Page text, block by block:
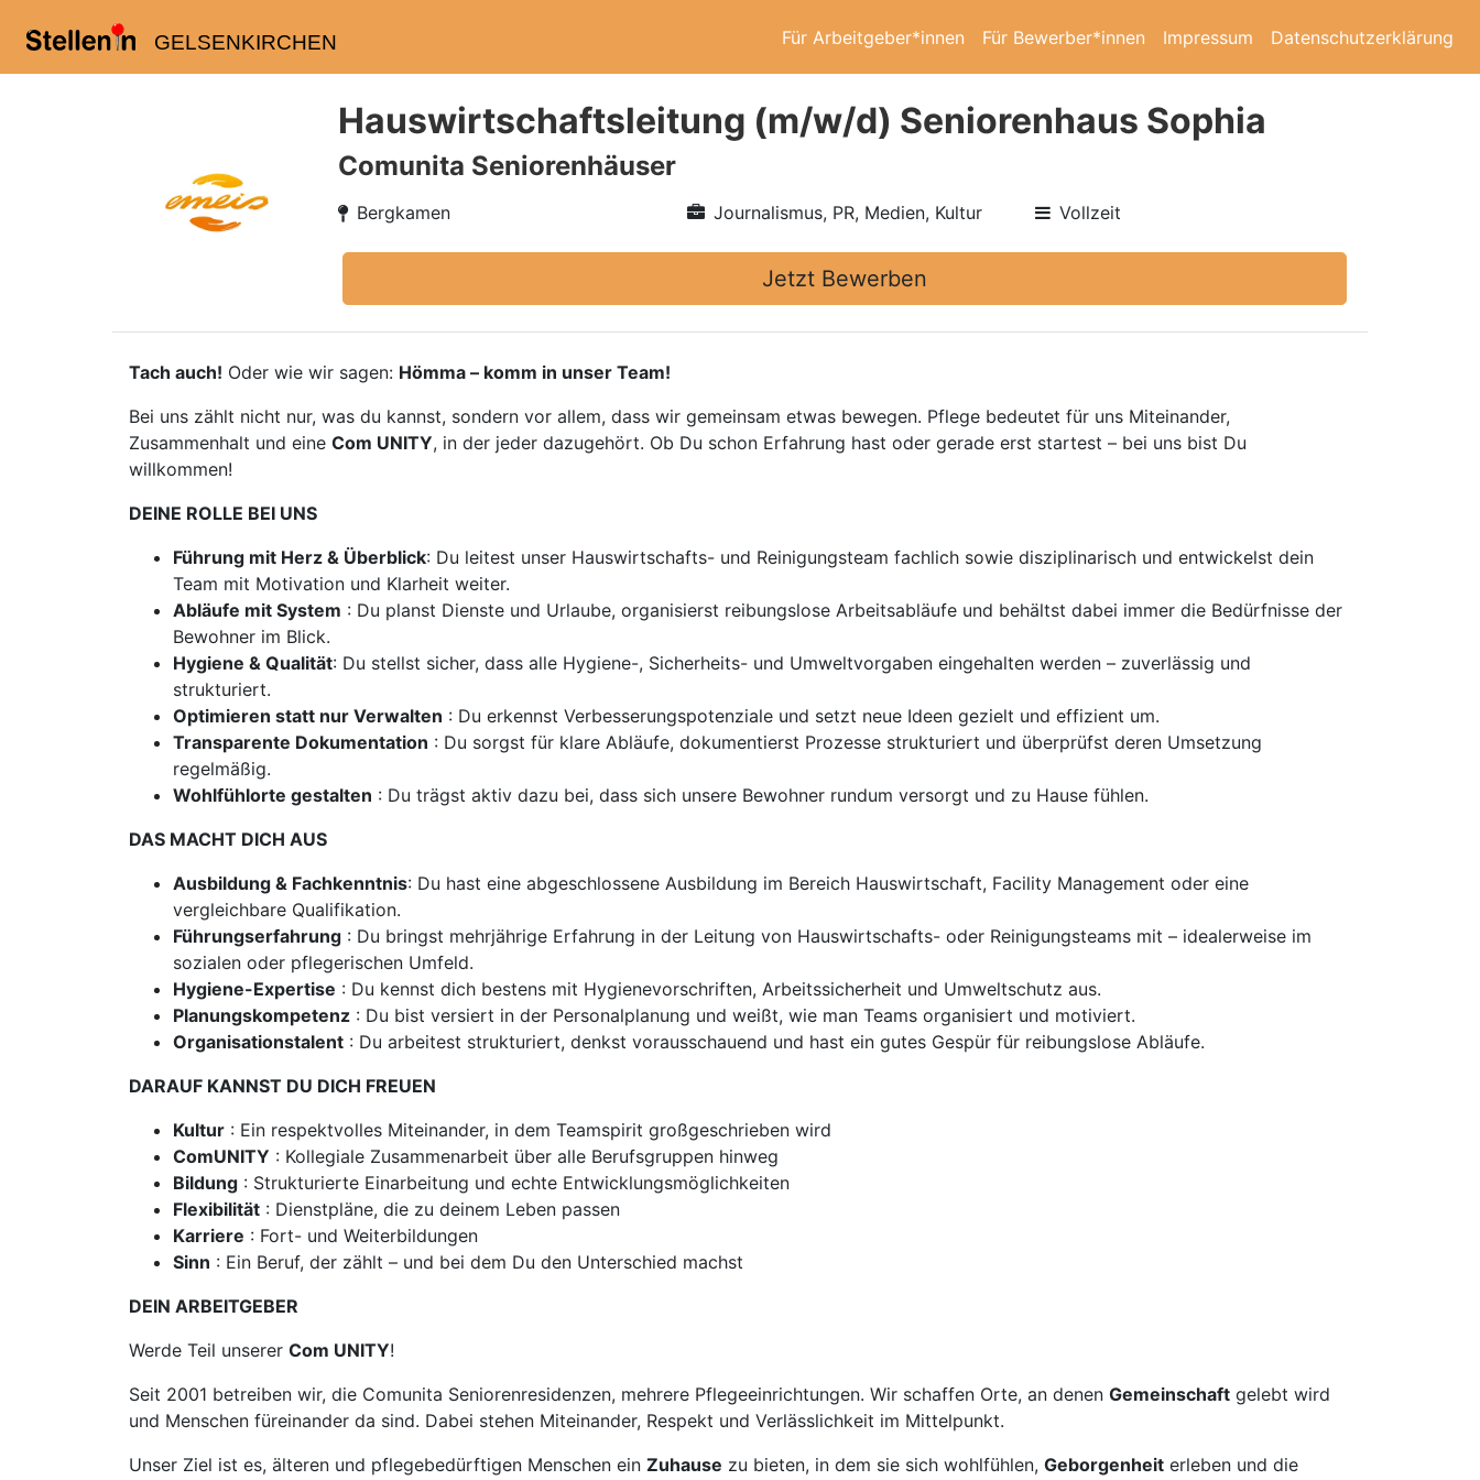
GELSENKIRCHEN Für Arbeitgeber*innen Für Bewerber*innen Impressum Datenschutzerklärung
Hauswirtschaftsleitung (m/w/d) Seniorenhaus Sophia
Comunita Seniorenhäuser
Bergkamen Journalismus, PR, Medien, Kultur Vollzeit
Jetzt Bewerben
Tach auch! Oder wie wir sagen: Hömma – komm in unser Team!
Bei uns zählt nicht nur, was du kannst, sondern vor allem, dass wir gemeinsam etwas bewegen. Pflege bedeutet für uns Miteinander,
Zusammenhalt und eine Com UNITY, in der jeder dazugehört. Ob Du schon Erfahrung hast oder gerade erst startest – bei uns bist Du
willkommen!
DEINE ROLLE BEI UNS
Führung mit Herz & Überblick: Du leitest unser Hauswirtschafts- und Reinigungsteam fachlich sowie disziplinarisch und entwickelst dein
Team mit Motivation und Klarheit weiter.
Abläufe mit System : Du planst Dienste und Urlaube, organisierst reibungslose Arbeitsabläufe und behältst dabei immer die Bedürfnisse der
Bewohner im Blick.
Hygiene & Qualität: Du stellst sicher, dass alle Hygiene-, Sicherheits- und Umweltvorgaben eingehalten werden – zuverlässig und
strukturiert.
Optimieren statt nur Verwalten : Du erkennst Verbesserungspotenziale und setzt neue Ideen gezielt und effizient um.
Transparente Dokumentation : Du sorgst für klare Abläufe, dokumentierst Prozesse strukturiert und überprüfst deren Umsetzung
regelmäßig.
Wohlfühlorte gestalten : Du trägst aktiv dazu bei, dass sich unsere Bewohner rundum versorgt und zu Hause fühlen.
DAS MACHT DICH AUS
Ausbildung & Fachkenntnis: Du hast eine abgeschlossene Ausbildung im Bereich Hauswirtschaft, Facility Management oder eine
vergleichbare Qualifikation.
Führungserfahrung : Du bringst mehrjährige Erfahrung in der Leitung von Hauswirtschafts- oder Reinigungsteams mit – idealerweise im
sozialen oder pflegerischen Umfeld.
Hygiene-Expertise : Du kennst dich bestens mit Hygienevorschriften, Arbeitssicherheit und Umweltschutz aus.
Planungskompetenz : Du bist versiert in der Personalplanung und weißt, wie man Teams organisiert und motiviert.
Organisationstalent : Du arbeitest strukturiert, denkst vorausschauend und hast ein gutes Gespür für reibungslose Abläufe.
DARAUF KANNST DU DICH FREUEN
Kultur : Ein respektvolles Miteinander, in dem Teamspirit großgeschrieben wird
ComUNITY : Kollegiale Zusammenarbeit über alle Berufsgruppen hinweg
Bildung : Strukturierte Einarbeitung und echte Entwicklungsmöglichkeiten
Flexibilität : Dienstpläne, die zu deinem Leben passen
Karriere : Fort- und Weiterbildungen
Sinn : Ein Beruf, der zählt – und bei dem Du den Unterschied machst
DEIN ARBEITGEBER
Werde Teil unserer Com UNITY!
Seit 2001 betreiben wir, die Comunita Seniorenresidenzen, mehrere Pflegeeinrichtungen. Wir schaffen Orte, an denen Gemeinschaft gelebt wird
und Menschen füreinander da sind. Dabei stehen Miteinander, Respekt und Verlässlichkeit im Mittelpunkt.
Unser Ziel ist es, älteren und pflegebedürftigen Menschen ein Zuhause zu bieten, in dem sie sich wohlfühlen, Geborgenheit erleben und die